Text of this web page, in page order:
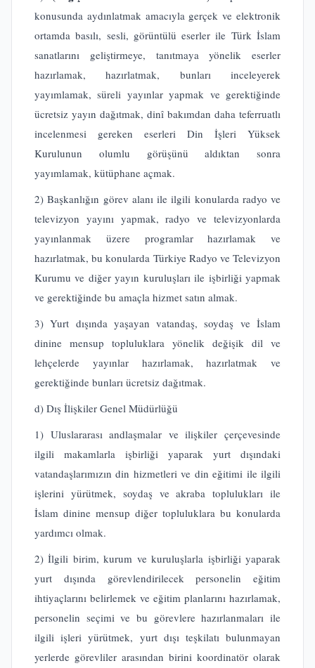
konusunda aydınlatmak amacıyla gerçek ve elektronik
ortamda basılı, sesli, görüntülü eserler ile Türk İslam
sanatlarını geliştirmeye, tanıtmaya yönelik eserler
hazırlamak, hazırlatmak, bunları inceleyerek
yayımlamak, süreli yayınlar yapmak ve gerektiğinde
ücretsiz yayın dağıtmak, dinî bakımdan daha teferruatlı
incelenmesi gereken eserleri Din İşleri Yüksek
Kurulunun olumlu görüşünü aldıktan sonra
yayımlamak, kütüphane açmak.
2) Başkanlığın görev alanı ile ilgili konularda radyo ve
televizyon yayını yapmak, radyo ve televizyonlarda
yayınlanmak üzere programlar hazırlamak ve
hazırlatmak, bu konularda Türkiye Radyo ve Televizyon
Kurumu ve diğer yayın kuruluşları ile işbirliği yapmak
ve gerektiğinde bu amaçla hizmet satın almak.
3) Yurt dışında yaşayan vatandaş, soydaş ve İslam
dinine mensup topluluklara yönelik değişik dil ve
lehçelerde yayınlar hazırlamak, hazırlatmak ve
gerektiğinde bunları ücretsiz dağıtmak.
d) Dış İlişkiler Genel Müdürlüğü
1) Uluslararası andlaşmalar ve ilişkiler çerçevesinde
ilgili makamlarla işbirliği yaparak yurt dışındaki
vatandaşlarımızın din hizmetleri ve din eğitimi ile ilgili
işlerini yürütmek, soydaş ve akraba toplulukları ile
İslam dinine mensup diğer topluluklara bu konularda
yardımcı olmak.
2) İlgili birim, kurum ve kuruluşlarla işbirliği yaparak
yurt dışında görevlendirilecek personelin eğitim
ihtiyaçlarını belirlemek ve eğitim planlarını hazırlamak,
personelin seçimi ve bu görevlere hazırlanmaları ile
ilgili işleri yürütmek, yurt dışı teşkilatı bulunmayan
yerlerde görevliler arasından birini koordinatör olarak